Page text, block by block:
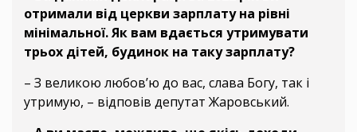
отримали від церкви зарплату на рівні
мінімальної. Як вам вдається утримувати
трьох дітей, будинок на таку зарплату?
– З великою любов’ю до вас, слава Богу, так і
утримую, – відповів депутат Жаровський.